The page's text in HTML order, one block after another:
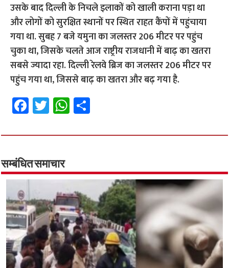
उसके बाद दिल्ली के निचले इलाकों को खाली कराना पड़ा था
और लोगों को सुरक्षित स्थानों पर स्थ‍ित राहत कैंपों में पहुंचाया
गया था. सुबह 7 बजे यमुना का जलस्तर 206 मीटर पर पहुंच
चुका था, जिसके चलते आज राष्ट्रीय राजधानी में बाढ़ का खतरा
सबसे ज्यादा रहा. दिल्ली रेलवे ब्रिज का जलस्तर 206 मीटर पर
पहुंच गया था, जिससे बाढ़ का खतरा और बढ़ गया है.
Fa
ce
b
o
o
k
T
wi
tt
er
W
h
at
p
p
ar
सम्बंधित समाचार